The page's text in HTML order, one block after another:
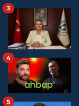
3
4
5